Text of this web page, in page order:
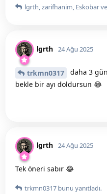
lgrth,zarifhanim, Eskobarve
lgrth 24 Ağu 2025
trkmn0317
daha 3
bekle bir ayı doldursun 😂
lgrth 24 Ağu 2025
Tek öneri sabır 😂
trkmn0317 bunu yanıtladı.